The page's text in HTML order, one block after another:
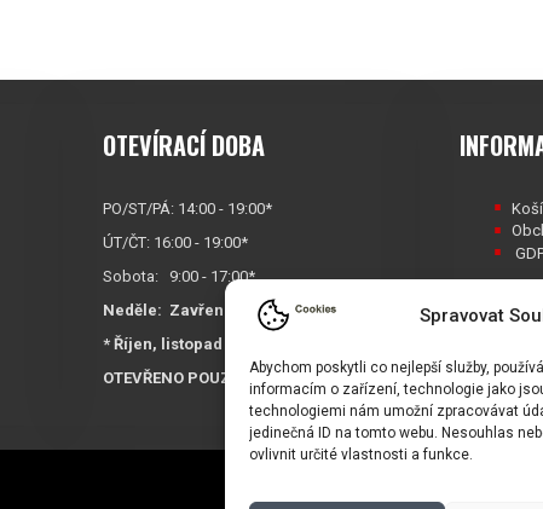
Spravovat
Abychom poskytli co nejlepší služby,
informacím o zařízení, technologie jako
technologiemi nám umožní zpracovávat
jedinečná ID na tomto webu. Nesouhlas
ovlivnit určité vlastnosti a funkce.
OTEVÍRACÍ DOBA
PO/ST/PÁ: 14:00 - 19:00*
ÚT/ČT: 16:00 - 19:00*
Sobota: 9:00 - 17:00*
Neděle: Zavřeno
* Říjen, listopad a prosinec
OTEVŘENO POUZE
PO/ST/PÁ